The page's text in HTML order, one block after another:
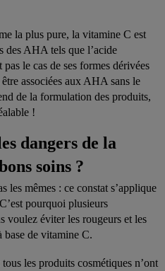
la plus pure, la vitamine C est
des AHA tels que l’acide
le cas de ses formes dérivées
associées aux AHA sans le
de la formulation des produits,
!
dangers de la
soins ?
les mêmes : ce constat s’applique
pourquoi plusieurs
voulez éviter les rougeurs et les
base de vitamine C.
tous les produits cosmétiques n’ont